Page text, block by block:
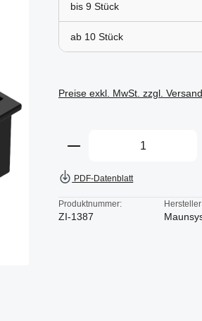
bis 9
ab 10
Preise exkl. MwSt. zzgl.
Produkt Anzahl:
PDF-Datenblatt
Produktnummer:
ZI-1387